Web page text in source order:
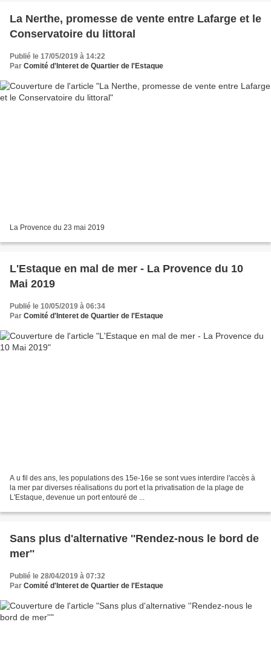
La Nerthe, promesse de vente entre Lafarge et le
Conservatoire du littoral
Publié le 17/05/2019 à 14:22
Par Comité d'Interet de Quartier de l'Estaque
La Provence du 23 mai 2019
L'Estaque en mal de mer - La Provence du 10
Mai 2019
Publié le 10/05/2019 à 06:34
Par Comité d'Interet de Quartier de l'Estaque
A u fil des ans, les populations des 15e-16e se sont vues interdire l'accès à
la mer par diverses réalisations du port et la privatisation de la plage de
L'Estaque, devenue un port entouré de ...
Sans plus d'alternative ''Rendez-nous le bord de
mer''
Publié le 28/04/2019 à 07:32
Par Comité d'Interet de Quartier de l'Estaque